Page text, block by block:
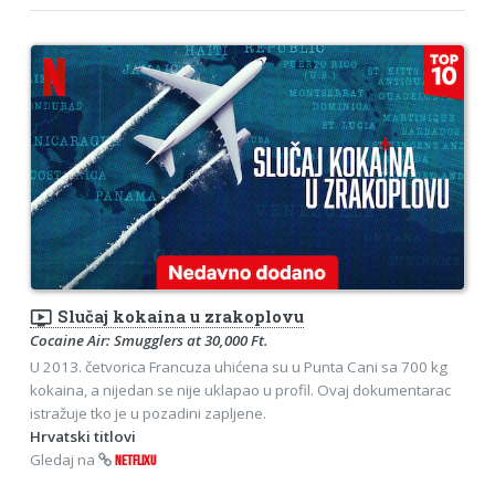
ondemand_video Slučaj kokaina u zrakoplovu
Cocaine Air: Smugglers at 30,000 Ft.
U 2013. četvorica Francuza uhićena su u Punta Cani sa 700 kg
kokaina, a nijedan se nije uklapao u profil. Ovaj dokumentarac
istražuje tko je u pozadini zapljene.
Hrvatski titlovi
Gledaj na
NETFLIXU